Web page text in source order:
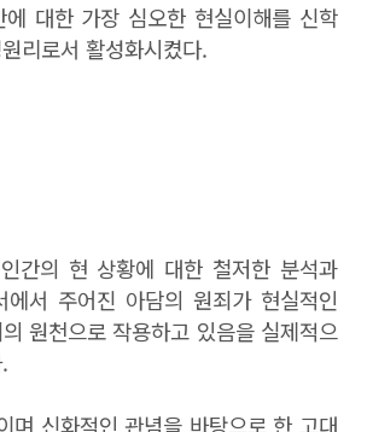
대한 가장 심오한 현실이해를 신학
리로서 활성화시켰다.
간의 현 상황에 대한 철저한 분석과
에서 주어진 아담의 원죄가 현실적인
원천으로 작용하고 있음을 실제적으
며 신화적인 관념을 바탕으로 한 고대